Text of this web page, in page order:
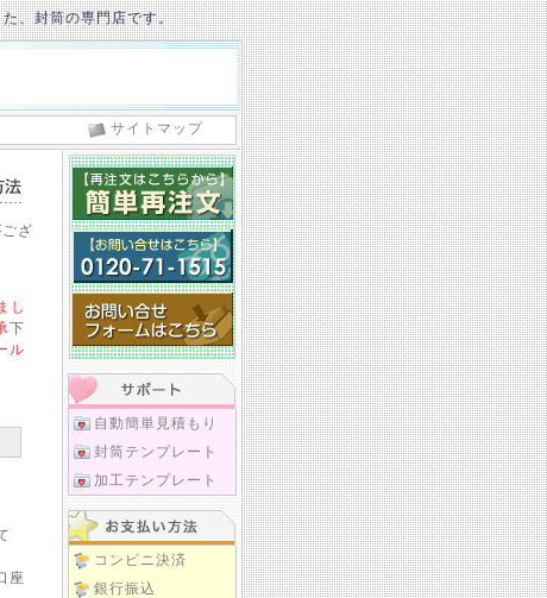
、封筒の専門店です。
サイトマップ
ざ
し
下
ル
座
自動簡単見積もり
封筒テンプレート
加工テンプレート
コンビニ決済
銀行振込